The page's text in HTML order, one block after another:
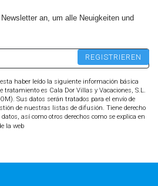
an, um alle Neuigkeiten und
haber leído la siguiente información básica
tratamiento es Cala Dor Villas y Vacaciones, S.L.
Sus datos serán tratados para el envío de
de nuestras listas de difusión. Tiene derecho
así como otros derechos como se explica en
la web